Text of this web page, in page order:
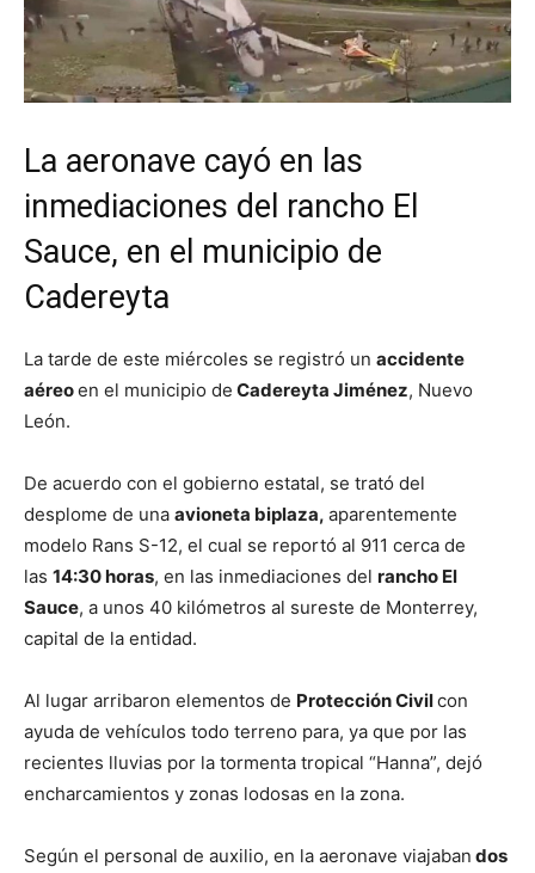
La aeronave cayó en las
inmediaciones del rancho El
Sauce, en el municipio de
Cadereyta
La tarde de este miércoles se registró un accidente
aéreoen el municipio de Cadereyta Jiménez, Nuevo
León.
De acuerdo con el gobierno estatal, se trató del
desplome de una avioneta biplaza, aparentemente
modelo Rans S-12, el cual se reportó al 911 cerca de
las 14:30 horas, en las inmediaciones del rancho El
Sauce, a unos 40 kilómetros al sureste de Monterrey,
capital de la entidad.
Al lugar arribaron elementos de Protección Civilcon
ayuda de vehículos todo terreno para, ya que por las
recientes lluvias por la tormenta tropical “Hanna”, dejó
encharcamientos y zonas lodosas en la zona.
Según el personal de auxilio, en la aeronave viajaban dos